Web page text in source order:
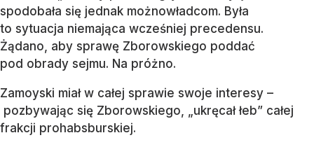
spodobała się jednak możnowładcom. Była
to sytuacja niemająca wcześniej precedensu.
Żądano, aby sprawę Zborowskiego poddać
pod obrady sejmu. Na próżno.
Zamoyski miał w całej sprawie swoje interesy –
pozbywając się Zborowskiego, „ukręcał łeb” całej
frakcji prohabsburskiej.